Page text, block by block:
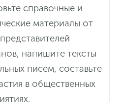
справочные и
материалы от
напишите тексты
писем, составьте
в общественных